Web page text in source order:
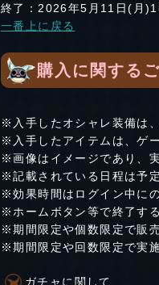
終了：2026年5月11日(月
一番上に戻る
購入に関する
※入手したオシャレ装備は
※入手したアイテムは、ゲ
※画像はイメージであり、
※記載されている日程は予
※効果時間はログイン中に
※ホームボタン等で終了す
※期間限定や個数限定で販
※期間限定や回数限定で実
ガチャに関して